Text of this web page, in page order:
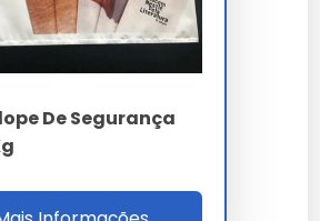
Coextrusado oferece opções
segura.
e Cuidados
do lacre, evite expor o
Armazene em local seco e
De Segurança